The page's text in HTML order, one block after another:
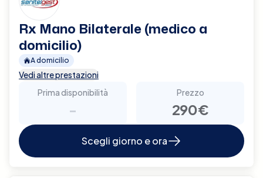
Rx Mano Bilaterale (medico a
domicilio)
A domicilio
Vedi altre prestazioni
Prima disponibilità
-
Prezzo
290€
Scegli giorno e ora